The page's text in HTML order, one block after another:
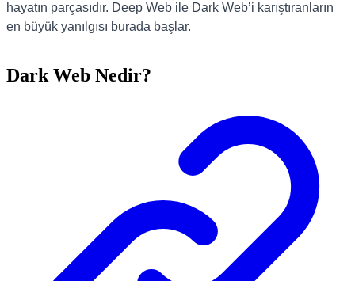
hayatın parçasıdır. Deep Web ile Dark Web’i karıştıranların
en büyük yanılgısı burada başlar.
Dark Web Nedir?